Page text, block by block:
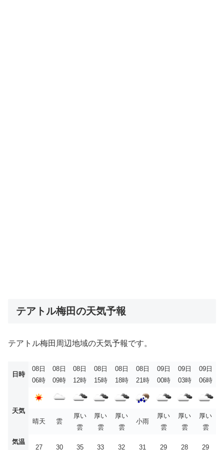
テアトル梅田の天気予報
テアトル梅田周辺地域の天気予報です。
日時
08日
06時
08日
09時
08日
12時
08日
15時
08日
18時
08日
21時
09日
00時
09日
03時
09日
06時
天気
晴天
雲
厚い
雲
厚い
雲
厚い
雲
小雨
厚い
雲
厚い
雲
厚い
雲
気温
27 30 35 33 32 31 29 28 29